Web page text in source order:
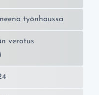
työnhaussa
verotus